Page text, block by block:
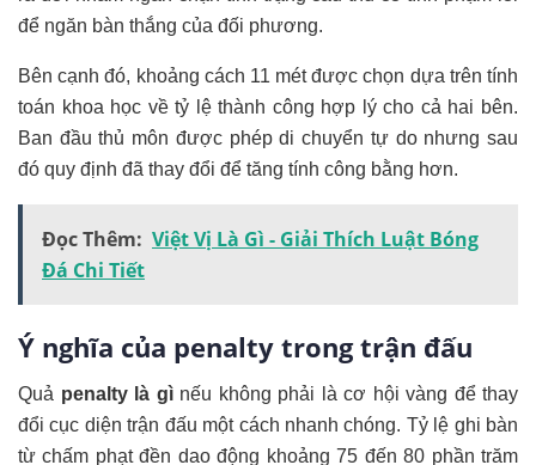
để ngăn bàn thắng của đối phương.
Bên cạnh đó, khoảng cách 11 mét được chọn dựa trên tính
toán khoa học về tỷ lệ thành công hợp lý cho cả hai bên.
Ban đầu thủ môn được phép di chuyển tự do nhưng sau
đó quy định đã thay đổi để tăng tính công bằng hơn.
Đọc Thêm: Việt Vị Là Gì - Giải Thích Luật Bóng
Đá Chi Tiết
Ý nghĩa của penalty trong trận đấu
Quả penalty là gìnếu không phải là cơ hội vàng để thay
đổi cục diện trận đấu một cách nhanh chóng. Tỷ lệ ghi bàn
từ chấm phạt đền dao động khoảng 75 đến 80 phần trăm